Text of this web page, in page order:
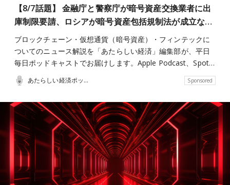
【8/7話題】 金融庁と警察庁が暗号資産交換業者に出
庫制限要請、ロシアが暗号資産包括規制法が成立な…
ブロックチェーン・仮想通貨（暗号資産）・フィンテックに
ついてのニュース解説を「あたらしい経済」編集部が、平日
毎日ポッドキャストでお届けします。Apple Podcast、Spot…
あたらしい経済ポッドキャスト Sponsored